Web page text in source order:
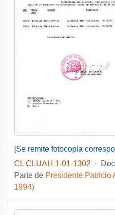
CL CLUAH 1-01-1302
·
Parte de Presidente Patricio
1994)